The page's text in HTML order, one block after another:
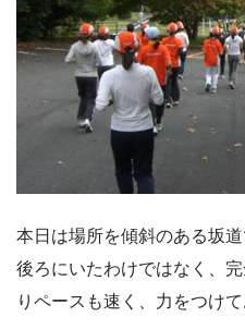
本日は場所を傾斜のある坂
後ろにいたわけではなく、
りペースも速く、力をつけ